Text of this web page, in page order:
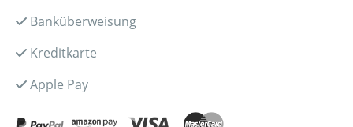
Banküberweisung
Kreditkarte
Apple Pay